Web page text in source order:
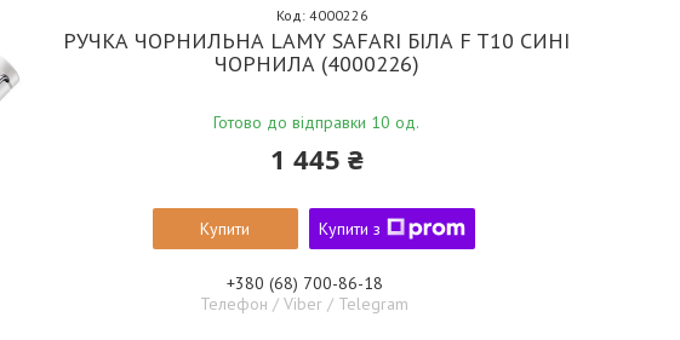
РУЧКА ЧОРНИЛЬНА LAMY SAFARI БІЛА F T10 СИНІ
ЧОРНИЛА (4000226)
Готово до відправки 10 од.
Код:4000226
1 445 ₴
Купити Купити з
+380 (68) 700-86-18
Телефон / Viber / Telegram